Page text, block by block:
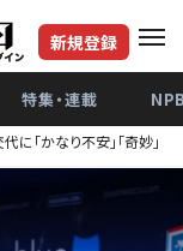
新規登録
特集・連載
に「かなり不安」「奇妙